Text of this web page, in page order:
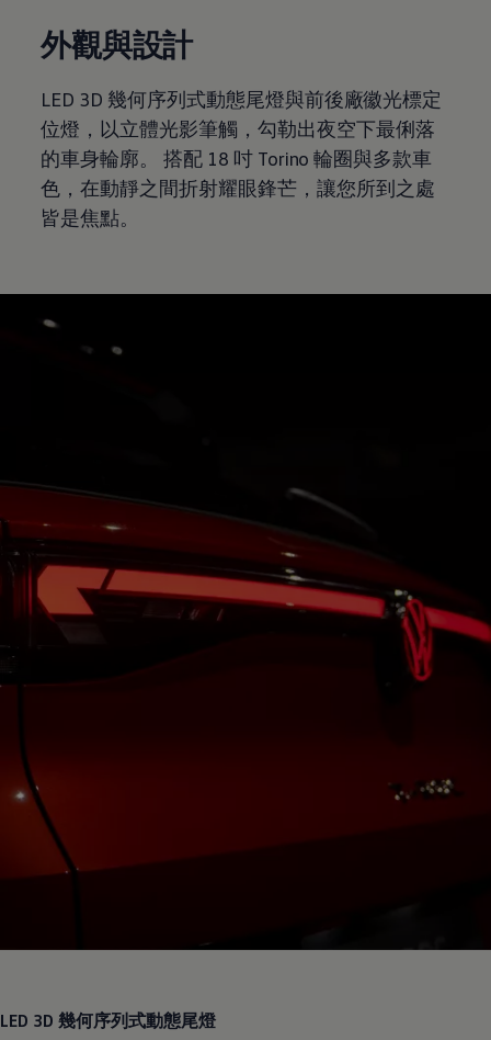
外觀與設計
LED 3D 幾何序列式動態尾燈與前後廠徽光標定
位燈，以立體光影筆觸，勾勒出夜空下最俐落
的車身輪廓。 搭配 18 吋 Torino 輪圈與多款車
色，在動靜之間折射耀眼鋒芒，讓您所到之處
皆是焦點。
LED 3D 幾何序列式動態尾燈